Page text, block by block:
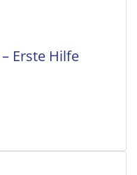
Erste Hilfe